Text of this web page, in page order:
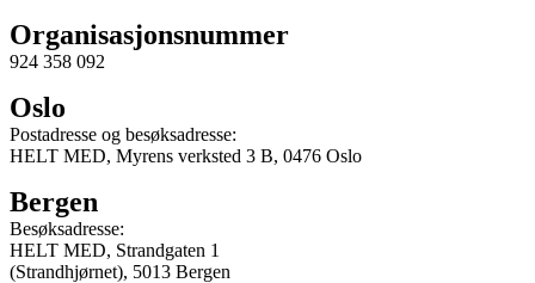
Organisasjonsnummer
924 358 092
Oslo
Postadresse og besøksadresse:
HELT MED, Myrens verksted 3 B, 0476 Oslo
Bergen
Besøksadresse:
HELT MED, Strandgaten 1
(Strandhjørnet), 5013 Bergen